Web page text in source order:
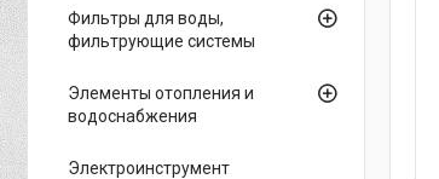
Фильтры для воды,
фильтрующие системы
Элементы отопления и
водоснабжения
Электроинструмент